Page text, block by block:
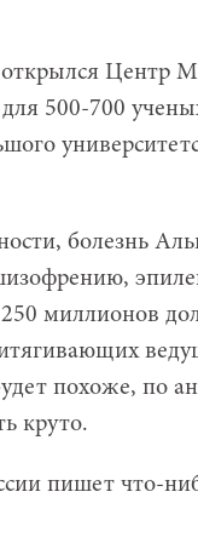
Центр
500-700
болезнь
миллионов
похоже, по
круто.
пишет что-